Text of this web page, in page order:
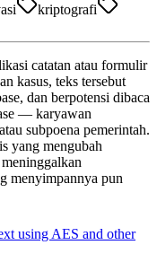
kriptografi
catatan atau formulir
kasus, teks tersebut
dan berpotensi dibaca
— karyawan
subpoena pemerintah.
yang mengubah
menyimpannya pun
using AES and other